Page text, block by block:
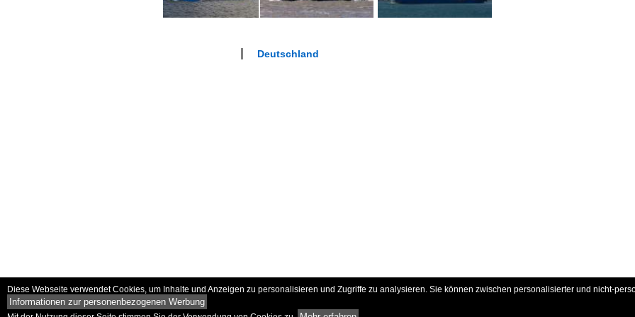
Deutschland
Diese Webseite verwendet Cookies, um Inhalte und Anzeigen zu personalisieren und Zugriffe zu analysieren. Sie können zwischen personalisierter und nicht-
Informationen zur personenbezogenen Werbung